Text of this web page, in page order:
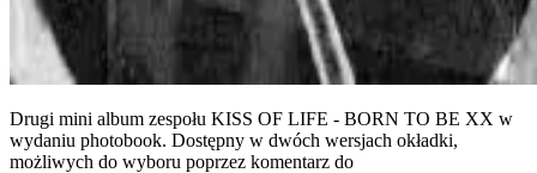
Drugi mini album zespołu KISS OF LIFE - BORN TO BE XX w
wydaniu photobook. Dostępny w dwóch wersjach okładki,
możliwych do wyboru poprzez komentarz do